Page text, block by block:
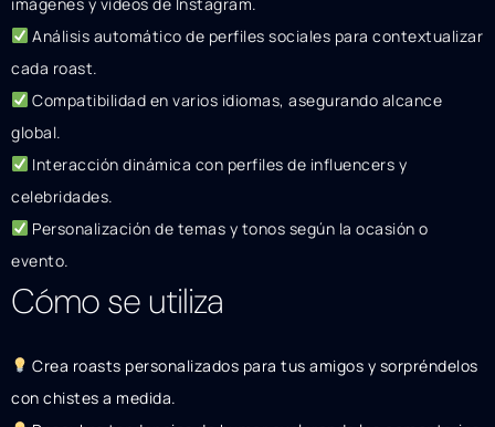
Análisis automático de perfiles sociales para contextualizar
cada roast.
Compatibilidad en varios idiomas, asegurando alcance
global.
Interacción dinámica con perfiles de influencers y
celebridades.
Personalización de temas y tonos según la ocasión o
evento.
Cómo se utiliza
Crea roasts personalizados para tus amigos y sorpréndelos
con chistes a medida.